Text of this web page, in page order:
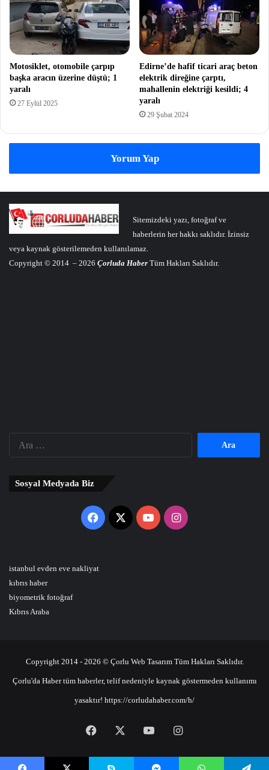
Motosiklet, otomobile çarpıp
başka aracın üzerine düştü; 1
yaralı
27 Eylül 2025
Edirne’de hafif ticari araç beton
elektrik direğine çarptı,
mahallenin elektriği kesildi; 4
yaralı
29 Şubat 2024
Yorum Yap
Sitemizdeki yazı, fotoğraf ve
haberlerin her hakkı saklıdır. İzinsiz
veya kaynak gösterilemeden kullanılamaz.
Copyright © 2014 – 2026 Çorluda Haber Tüm Hakları Saklıdır.
Sosyal Medyada Biz
Facebook
X YouTubeInstagram
istanbul evden eve nakliyat
kıbrıs haber
biyometrik fotoğraf
Kıbrıs Araba
Copyright 2014 - 2026 © Çorlu Web Tasarım Tüm Hakları Saklıdır.
Çorlu'da Haber tüm haberler, telif nedeniyle kaynak göstermeden kullanımı
yasaktır! https://corludahaber.com/h/
Facebook YouTubeInstagram